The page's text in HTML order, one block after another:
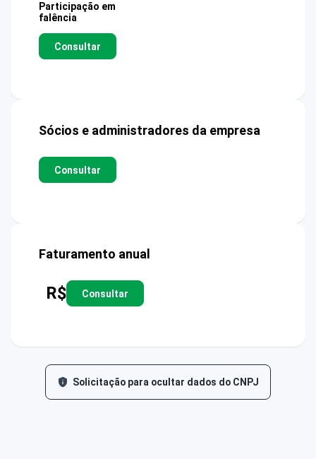
Participação em
falência
Consultar
Sócios e administradores da empresa
Consultar
Faturamento anual
R$ Consultar
Solicitação para ocultar dados do CNPJ